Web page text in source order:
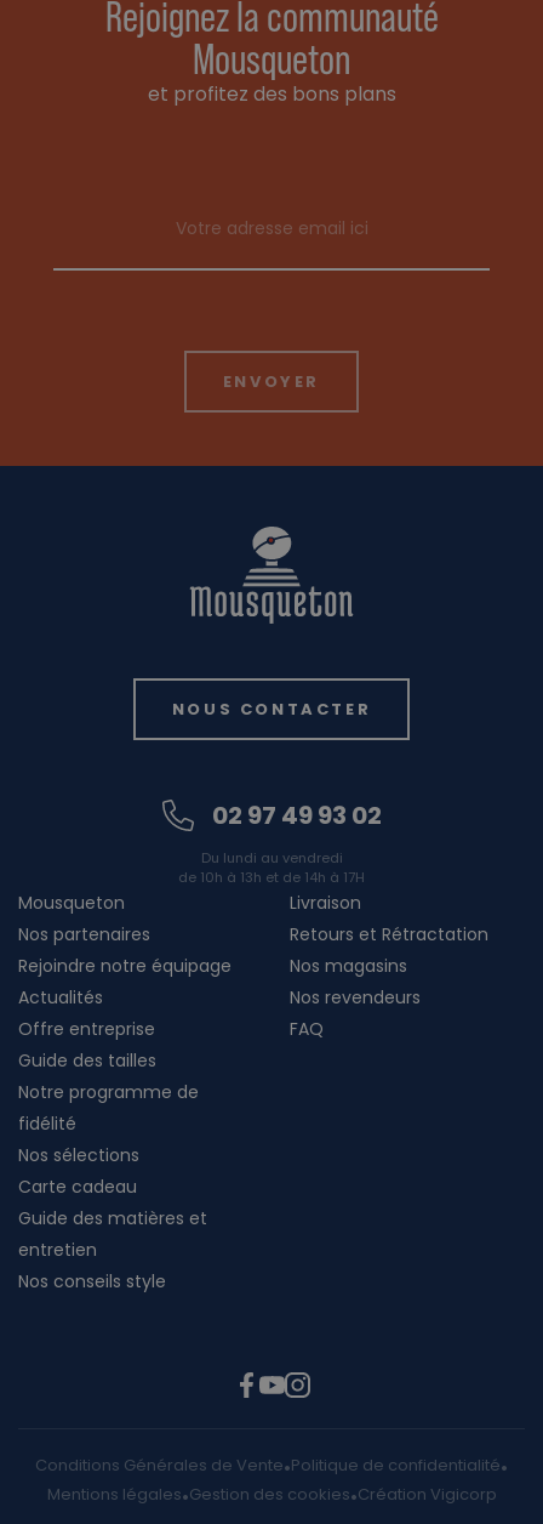
Rejoignez la communauté
Mousqueton
et profitez des bons plans
NOUS CONTACTER
02 97 49 93 02
Du lundi au vendredi
de 10h à 13h et de 14h à 17H
Mousqueton
Nos partenaires
Rejoindre notre équipage
Actualités
Offre entreprise
Livraison
Retours et Rétractation
Nos magasins
Nos revendeurs
FAQ
Guide des tailles
Notre programme de
fidélité
Nos sélections
Carte cadeau
Guide des matières et
entretien
Nos conseils style
Conditions Générales de Vente Politique de confidentialité
Mentions légales Gestion des cookies Création Vigicorp